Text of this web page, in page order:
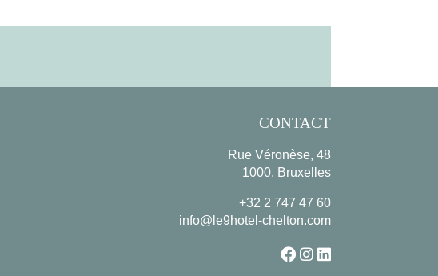
CONTACT
Rue Véronèse, 48
1000, Bruxelles
+32 2 747 47 60
info@le9hotel-chelton.com